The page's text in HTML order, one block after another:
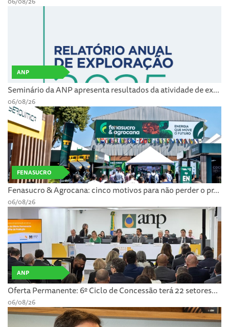
ANP
Seminário da ANP apresenta resultados da atividade de ex...
06/08/26
FENASUCRO
Fenasucro & Agrocana: cinco motivos para não perder o pr...
06/08/26
ANP
Oferta Permanente: 6º Ciclo de Concessão terá 22 setores...
06/08/26